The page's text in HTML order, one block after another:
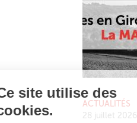
Ce site utilise des
cookies.
ACTUALITÉS
28 juillet 2026